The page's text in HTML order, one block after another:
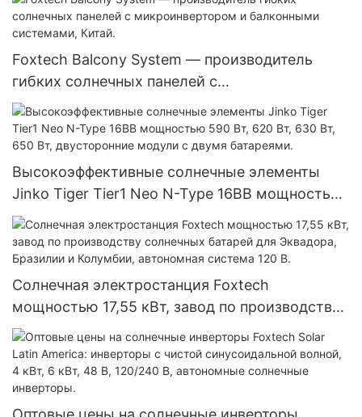
Foxtech Balcony System — производитель
гибких солнечных панелей с
микроинвертором и балконными системами,
Китай.
Высокоэффективные солнечные элементы
Jinko Tiger Tier1 Neo N-Type 16BB мощностью
590 Вт, 620 Вт, 630 Вт, 650 Вт, двусторонние
модули с двумя батареями.
Солнечная электростанция Foxtech
мощностью 17,55 кВт, завод по производству
солнечных батарей для Эквадора, Бразилии и
Колумбии, автономная система 120 В.